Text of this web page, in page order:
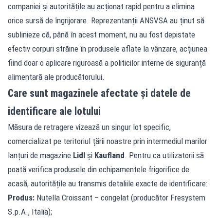
companiei și autoritățile au acționat rapid pentru a elimina
orice sursă de îngrijorare. Reprezentanții ANSVSA au ținut să
sublinieze că, până în acest moment, nu au fost depistate
efectiv corpuri străine în produsele aflate la vânzare, acțiunea
fiind doar o aplicare riguroasă a politicilor interne de siguranță
alimentară ale producătorului.
Care sunt magazinele afectate și datele de
identificare ale lotului
Măsura de retragere vizează un singur lot specific,
comercializat pe teritoriul țării noastre prin intermediul marilor
lanțuri de magazine Lidl și Kaufland. Pentru ca utilizatorii să
poată verifica produsele din echipamentele frigorifice de
acasă, autoritățile au transmis detaliile exacte de identificare:
Produs: Nutella Croissant – congelat (producător Fresystem
S.p.A., Italia);